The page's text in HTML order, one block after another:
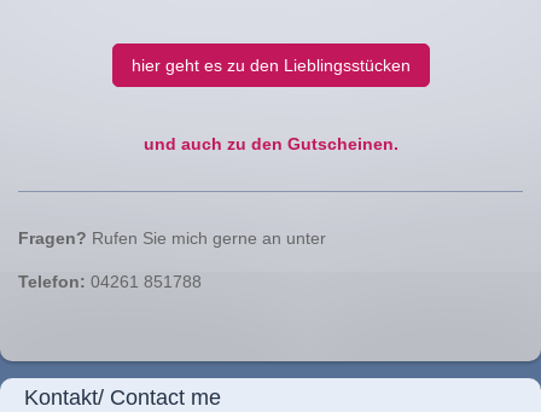
hier geht es zu den Lieblingsstücken
und auch zu den Gutscheinen.
Fragen? Rufen Sie mich gerne an unter
Telefon: 04261 851788
Kontakt/ Contact me